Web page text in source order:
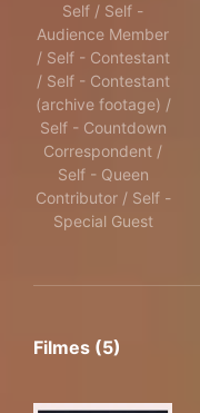
Self / Self -
Audience Member
/ Self - Contestant
/ Self - Contestant
(archive footage) /
Self - Countdown
Correspondent /
Self - Queen
Contributor / Self -
Special Guest
Filmes (5)